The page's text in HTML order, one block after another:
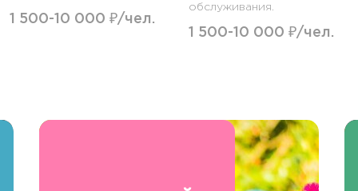
1 500-10 000 ₽/чел.
обслуживания.
1 500-10 000 ₽/чел.